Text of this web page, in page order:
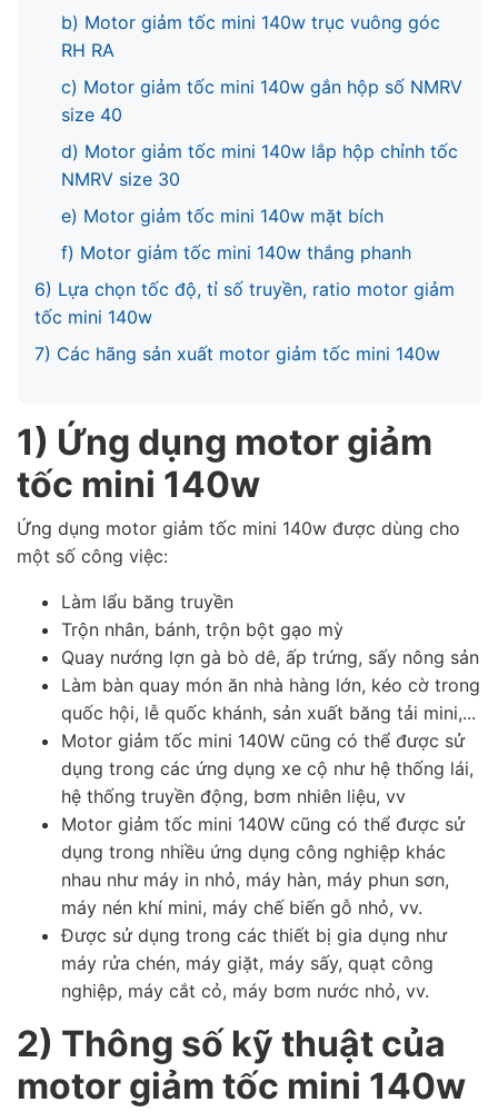
b) Motor giảm tốc mini 140w trục vuông góc
RH RA
c) Motor giảm tốc mini 140w gắn hộp số NMRV
size 40
d) Motor giảm tốc mini 140w lắp hộp chỉnh tốc
NMRV size 30
e) Motor giảm tốc mini 140w mặt bích
f) Motor giảm tốc mini 140w thắng phanh
6) Lựa chọn tốc độ, tỉ số truyền, ratio motor giảm
tốc mini 140w
7) Các hãng sản xuất motor giảm tốc mini 140w
1) Ứng dụng motor giảm
tốc mini 140w
Ứng dụng motor giảm tốc mini 140w được dùng cho
một số công việc:
Làm lẩu băng truyền
Trộn nhân, bánh, trộn bột gạo mỳ
Quay nướng lợn gà bò dê, ấp trứng, sấy nông sản
Làm bàn quay món ăn nhà hàng lớn, kéo cờ trong
quốc hội, lễ quốc khánh, sản xuất băng tải mini,...
Motor giảm tốc mini 140W cũng có thể được sử
dụng trong các ứng dụng xe cộ như hệ thống lái,
hệ thống truyền động, bơm nhiên liệu, vv
Motor giảm tốc mini 140W cũng có thể được sử
dụng trong nhiều ứng dụng công nghiệp khác
nhau như máy in nhỏ, máy hàn, máy phun sơn,
máy nén khí mini, máy chế biến gỗ nhỏ, vv.
Được sử dụng trong các thiết bị gia dụng như
máy rửa chén, máy giặt, máy sấy, quạt công
nghiệp, máy cắt cỏ, máy bơm nước nhỏ, vv.
2) Thông số kỹ thuật của
motor giảm tốc mini 140w